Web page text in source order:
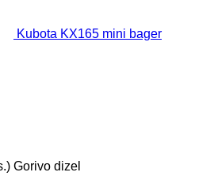
Kubota KX165 mini bager
Gorivo dizel